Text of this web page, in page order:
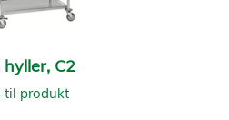
hyller, C2
til produkt